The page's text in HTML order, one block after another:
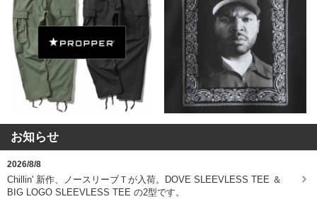
お知らせ
2026/8/8
Chillin' 新作、ノースリーブＴが入荷。DOVE SLEEVLESS TEE ＆
BIG LOGO SLEEVLESS TEE の2型です。